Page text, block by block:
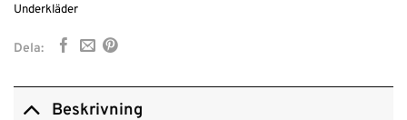
Underkläder
Dela:
Beskrivning